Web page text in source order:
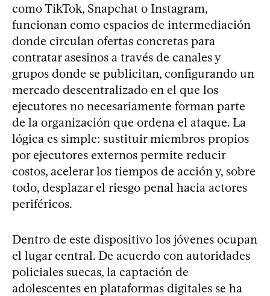
como TikTok, Snapchat o Instagram,
funcionan como espacios de intermediación
donde circulan ofertas concretas para
contratar asesinos a través de canales y
grupos donde se publicitan, configurando un
mercado descentralizado en el que los
ejecutores no necesariamente forman parte
de la organización que ordena el ataque. La
lógica es simple: sustituir miembros propios
por ejecutores externos permite reducir
costos, acelerar los tiempos de acción y, sobre
todo, desplazar el riesgo penal hacia actores
periféricos.
Dentro de este dispositivo los jóvenes ocupan
el lugar central. De acuerdo con autoridades
policiales suecas, la captación de
adolescentes en plataformas digitales se ha